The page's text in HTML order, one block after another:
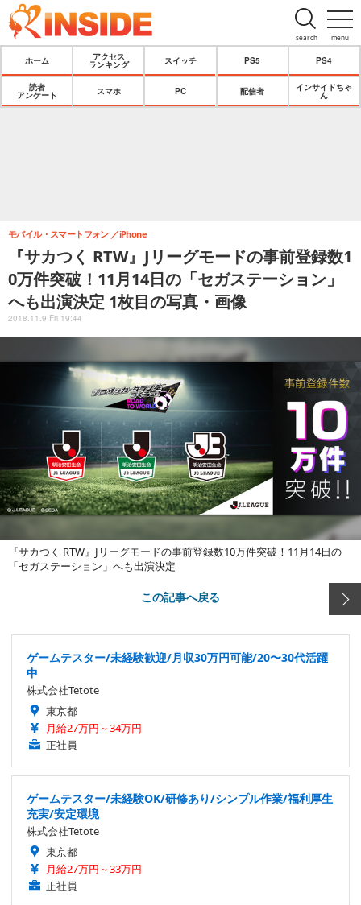
menu
search
ホーム
アクセス
ランキング
スイッチ PS5 PS4
読者
アンケート
スマホ PC 配信者
インサイドちゃ
ん
『サカつく RTW』Jリーグモードの事前登録数1
0万件突破！11月14日の「セガステーション」
へも出演決定 1枚目の写真・画像
モバイル・スマートフォン iPhone
2018.11.9 Fri 19:44
『サカつく RTW』Jリーグモードの事前登録数10万件突破！11月14日の
「セガステーション」へも出演決定
この記事へ戻る
ゲームテスター/未経験歓迎/月収30万円可能/20〜30代活躍
中
株式会社Tetote
東京都
月給27万円～34万円
正社員
ゲームテスター/未経験OK/研修あり/シンプル作業/福利厚生
充実/安定環境
株式会社Tetote
東京都
月給27万円～33万円
正社員